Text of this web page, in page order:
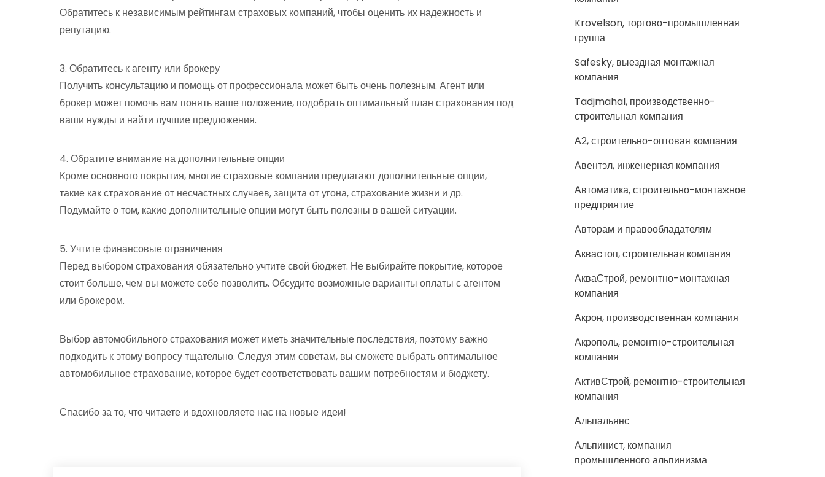
Обратитесь к независимым рейтингам страховых компаний, чтобы оценить их надежность и
репутацию.
3. Обратитесь к агенту или брокеру
Получить консультацию и помощь от профессионала может быть очень полезным. Агент или
брокер может помочь вам понять ваше положение, подобрать оптимальный план страхования под
ваши нужды и найти лучшие предложения.
4. Обратите внимание на дополнительные опции
Кроме основного покрытия, многие страховые компании предлагают дополнительные опции,
такие как страхование от несчастных случаев, защита от угона, страхование жизни и др.
Подумайте о том, какие дополнительные опции могут быть полезны в вашей ситуации.
5. Учтите финансовые ограничения
Перед выбором страхования обязательно учтите свой бюджет. Не выбирайте покрытие, которое
стоит больше, чем вы можете себе позволить. Обсудите возможные варианты оплаты с агентом
или брокером.
Выбор автомобильного страхования может иметь значительные последствия, поэтому важно
подходить к этому вопросу тщательно. Следуя этим советам, вы сможете выбрать оптимальное
автомобильное страхование, которое будет соответствовать вашим потребностям и бюджету.
Спасибо за то, что читаете и вдохновляете нас на новые идеи!
Krovelson, торгово-промышленная
группа
Safesky, выездная монтажная
компания
Tadjmahal, производственно-
строительная компания
А2, строительно-оптовая компания
Авентэл, инженерная компания
Автоматика, строительно-монтажное
предприятие
Авторам и правообладателям
Акваcтоп, строительная компания
АкваСтрой, ремонтно-монтажная
компания
Акрон, производственная компания
Акрополь, ремонтно-строительная
компания
АктивСтрой, ремонтно-строительная
компания
Альпальянс
Альпинист, компания
промышленного альпинизма